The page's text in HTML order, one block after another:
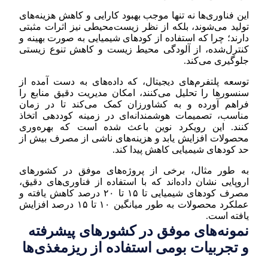
این فناوری‌ها نه تنها موجب بهبود کارایی و کاهش هزینه‌های
تولید می‌شوند، بلکه از نظر زیست‌محیطی نیز اثرات مثبتی
دارند؛ چرا که استفاده از کودهای شیمیایی به صورت بهینه و
کنترل‌شده، از آلودگی محیط زیست و کاهش تنوع زیستی
جلوگیری می‌کند.
توسعه پلتفرم‌های دیجیتال، که داده‌های به دست آمده از
سنسورها را تحلیل می‌کنند، امکان مدیریت دقیق منابع را
فراهم آورده و به کشاورزان کمک می‌کند تا در زمان
مناسب، تصمیمات هوشمندانه‌ای در زمینه کوددهی اتخاذ
کنند. این رویکرد نوین باعث شده است که بهره‌وری
محصولات افزایش یابد و هزینه‌های ناشی از مصرف بیش از
حد کودهای شیمیایی کاهش پیدا کند.
به طور مثال، برخی از پروژه‌های موفق در کشورهای
اروپایی نشان داده‌اند که با استفاده از فناوری‌های دقیق،
مصرف کودهای شیمیایی تا ۱۵ تا ۲۰ درصد کاهش یافته و
عملکرد محصولات به طور میانگین ۱۰ تا ۱۵ درصد افزایش
یافته است.
نمونه‌های موفق در کشورهای پیشرفته
و تجربیات بومی استفاده از ریزمغذی‌ها